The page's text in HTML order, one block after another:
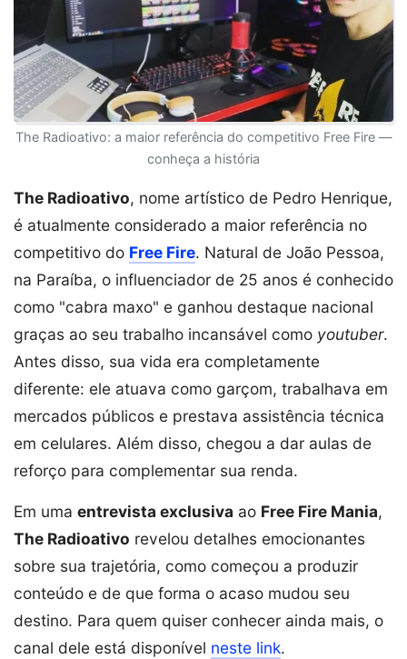
The Radioativo: a maior referência do competitivo Free Fire —
conheça a história
The Radioativo, nome artístico de Pedro Henrique,
é atualmente considerado a maior referência no
competitivo do Free Fire. Natural de João Pessoa,
na Paraíba, o influenciador de 25 anos é conhecido
como "cabra maxo" e ganhou destaque nacional
graças ao seu trabalho incansável como youtuber.
Antes disso, sua vida era completamente
diferente: ele atuava como garçom, trabalhava em
mercados públicos e prestava assistência técnica
em celulares. Além disso, chegou a dar aulas de
reforço para complementar sua renda.
Em uma entrevista exclusiva ao Free Fire Mania,
The Radioativo revelou detalhes emocionantes
sobre sua trajetória, como começou a produzir
conteúdo e de que forma o acaso mudou seu
destino. Para quem quiser conhecer ainda mais, o
canal dele está disponível neste link.